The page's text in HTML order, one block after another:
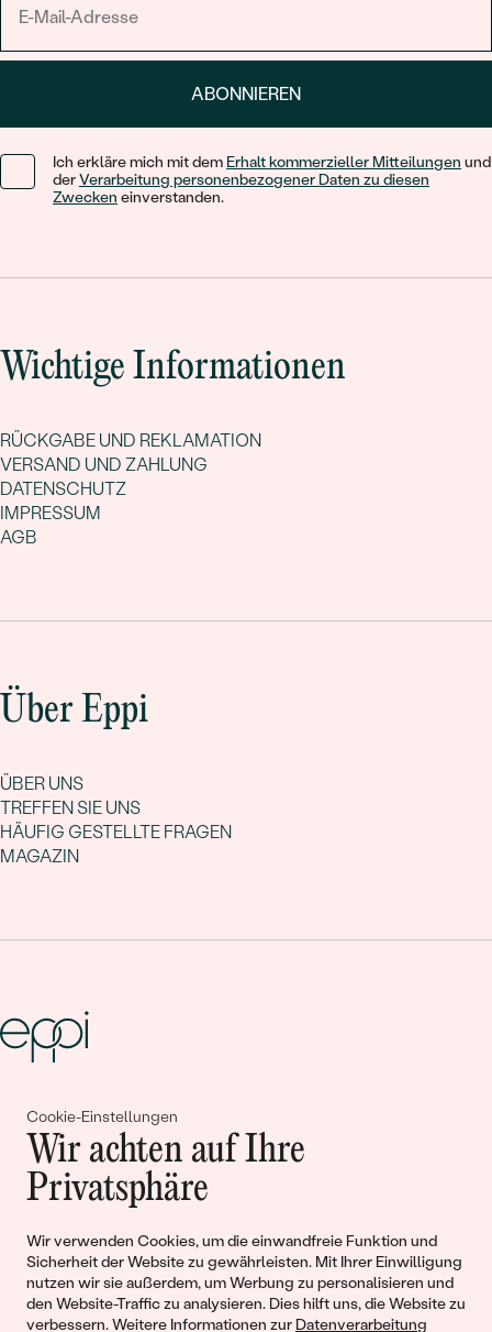
Cookie-Einstellungen
Wir achten auf Ihre
Privatsphäre
Wir verwenden Cookies, um die einwandfreie Funktion und
Sicherheit der Website zu gewährleisten. Mit Ihrer Einwilligung
nutzen wir sie außerdem, um Werbung zu personalisieren und
den Website-Traffic zu analysieren. Dies hilft uns, die Website zu
verbessern. Weitere Informationen zur Datenverarbeitung
ABONNIEREN
Ich erkläre mich mit dem Erhalt kommerzieller Mitteilungen und
derVerarbeitung personenbezogener Daten zu diesen
Zwecken einverstanden.
Wichtige Informationen
RÜCKGABE UND REKLAMATION
VERSAND UND ZAHLUNG
DATENSCHUTZ
IMPRESSUM
AGB
Über Eppi
ÜBER UNS
TREFFEN SIE UNS
HÄUFIG GESTELLTE FRAGEN
MAGAZIN
Gemeinsam erschaffen wir
Geschichten von Schönheit und
Liebe
Begleiten Sie uns!